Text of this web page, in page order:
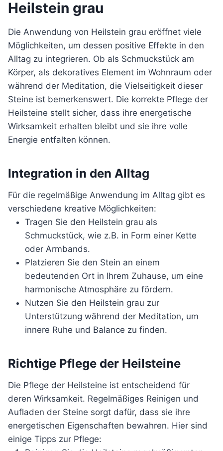
Heilstein grau
Die Anwendung von Heilstein grau eröffnet viele
Möglichkeiten, um dessen positive Effekte in den
Alltag zu integrieren. Ob als Schmuckstück am
Körper, als dekoratives Element im Wohnraum oder
während der Meditation, die Vielseitigkeit dieser
Steine ist bemerkenswert. Die korrekte Pflege der
Heilsteine stellt sicher, dass ihre energetische
Wirksamkeit erhalten bleibt und sie ihre volle
Energie entfalten können.
Integration in den Alltag
Für die regelmäßige Anwendung im Alltag gibt es
verschiedene kreative Möglichkeiten:
Tragen Sie den Heilstein grau als
Schmuckstück, wie z.B. in Form einer Kette
oder Armbands.
Platzieren Sie den Stein an einem
bedeutenden Ort in Ihrem Zuhause, um eine
harmonische Atmosphäre zu fördern.
Nutzen Sie den Heilstein grau zur
Unterstützung während der Meditation, um
innere Ruhe und Balance zu finden.
Richtige Pflege der Heilsteine
Die Pflege der Heilsteine ist entscheidend für
deren Wirksamkeit. Regelmäßiges Reinigen und
Aufladen der Steine sorgt dafür, dass sie ihre
energetischen Eigenschaften bewahren. Hier sind
einige Tipps zur Pflege: